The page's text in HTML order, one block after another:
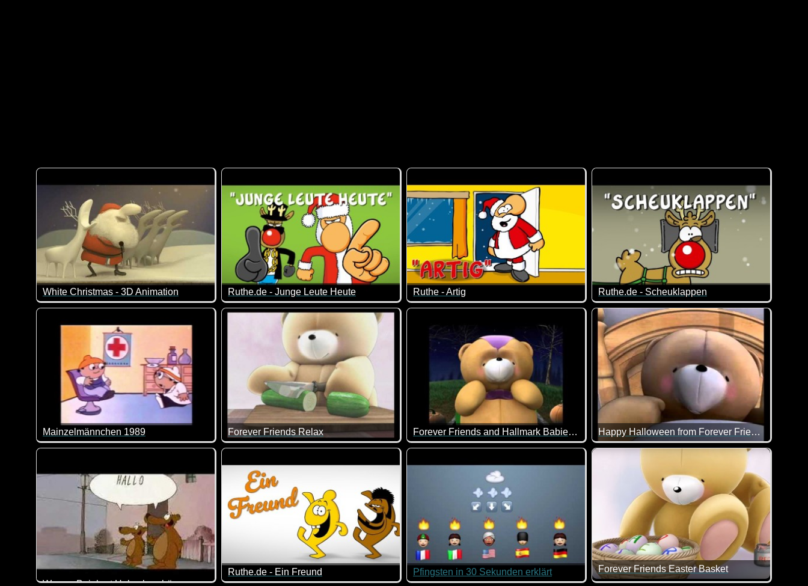
White Christmas - 3D Animation
Das Video ist eigentlich schon richtig alt, wurde aber digital überarbeitet und ich finde es immer wieder richtig klasse!
Ruthe.de - Junge Leute Heute
Ja, die Zeiten, was Weihnachten für die jungen Leute ist, haben sich etwas geändert ;-)
Ruthe - Artig
An wen erinnert uns dieses Video nur ;-)
Ruthe.de - Scheuklappen
Da helfen sogar die Scheuklappen nichts mehr ;-)
Mainzelmännchen 1989
Die Mainzelmännchen waren in den ersten Jahren der ZDF-TV-Werbung nicht nur das Markenzeichen für das ZDF, sondern für die Kinder damals echte Unterhaltung. Hier ist
Forever Friends Relax
Heute einfach mal nichts tun außer relaxen ;-)
Forever Friends and Hallmark Babies wish you a special Halloween
Die Bärchen wünschen dir ein gruseliges Halloween!
Happy Halloween from Forever Friends
Hoffentlich musst du dich in der Halloween-
Werner Beinhart Hubschraubär
Ruthe.de - Ein Freund
Pfingsten in 30 Sekunden erklärt
Forever Friends Easter Basket